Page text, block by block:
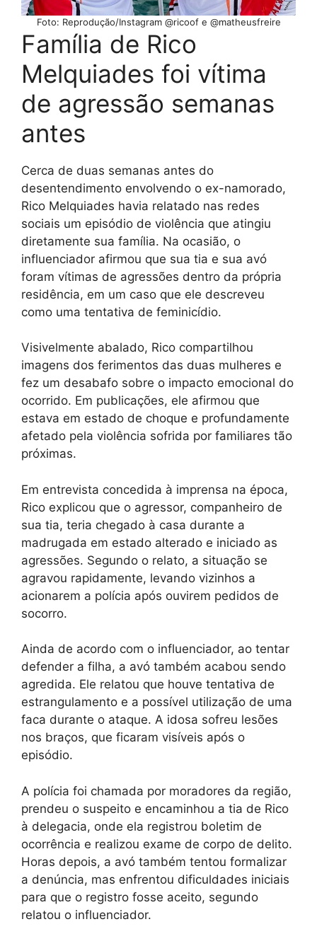
Foto: Reprodução/Instagram @ricoof e @matheusfreire
Família de Rico
Melquiades foi vítima
de agressão semanas
antes
Cerca de duas semanas antes do
desentendimento envolvendo o ex-namorado,
Rico Melquiades havia relatado nas redes
sociais um episódio de violência que atingiu
diretamente sua família. Na ocasião, o
influenciador afirmou que sua tia e sua avó
foram vítimas de agressões dentro da própria
residência, em um caso que ele descreveu
como uma tentativa de feminicídio.
Visivelmente abalado, Rico compartilhou
imagens dos ferimentos das duas mulheres e
fez um desabafo sobre o impacto emocional do
ocorrido. Em publicações, ele afirmou que
estava em estado de choque e profundamente
afetado pela violência sofrida por familiares tão
próximas.
Em entrevista concedida à imprensa na época,
Rico explicou que o agressor, companheiro de
sua tia, teria chegado à casa durante a
madrugada em estado alterado e iniciado as
agressões. Segundo o relato, a situação se
agravou rapidamente, levando vizinhos a
acionarem a polícia após ouvirem pedidos de
socorro.
Ainda de acordo com o influenciador, ao tentar
defender a filha, a avó também acabou sendo
agredida. Ele relatou que houve tentativa de
estrangulamento e a possível utilização de uma
faca durante o ataque. A idosa sofreu lesões
nos braços, que ficaram visíveis após o
episódio.
A polícia foi chamada por moradores da região,
prendeu o suspeito e encaminhou a tia de Rico
à delegacia, onde ela registrou boletim de
ocorrência e realizou exame de corpo de delito.
Horas depois, a avó também tentou formalizar
a denúncia, mas enfrentou dificuldades iniciais
para que o registro fosse aceito, segundo
relatou o influenciador.